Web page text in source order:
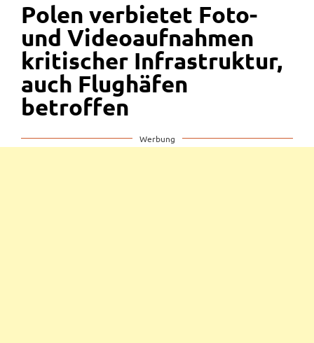
Polen verbietet Foto-
und Videoaufnahmen
kritischer Infrastruktur,
auch Flughäfen
betroffen
Werbung